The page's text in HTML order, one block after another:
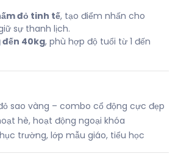
đỏ tinh tế, tạo điểm nhấn cho
sự thanh lịch.
đến 40kg, phù hợp độ tuổi từ 1 đến
sao vàng – combo cổ động cực đẹp
hè, hoạt động ngoại khóa
trường, lớp mẫu giáo, tiểu học